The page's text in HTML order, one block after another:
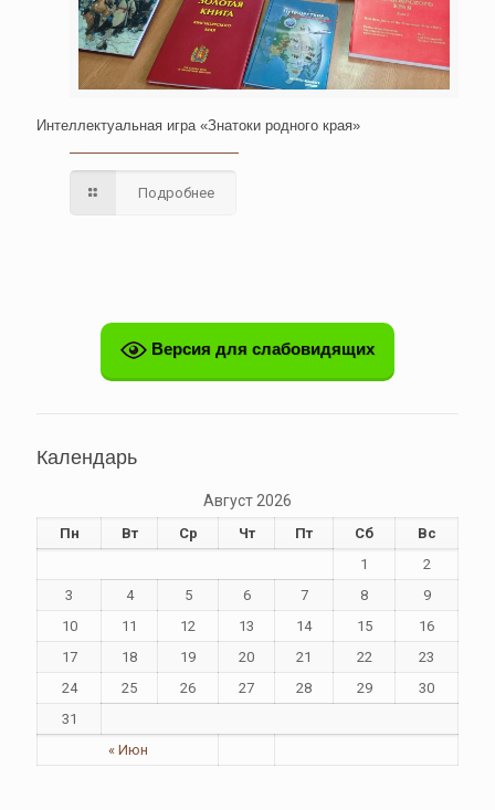
Интеллектуальная игра «Знатоки родного края»
Подробнее
Версия для слабовидящих
Календарь
Август 2026
Пн Вт Ср Чт Пт Сб Вс
« Июн
1
2
3
4 5 6 7 8
9
10
11 12 13 14 15
16
17
18 19 20 21 22
23
24
25 26 27 28 29
30
31